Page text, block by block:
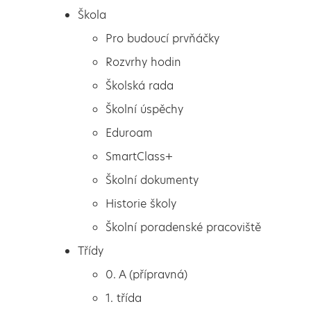
Pro budoucí prvňáčky
Rozvrhy hodin
Školská rada
Škola
Pro budoucí prvňáčky
Rozvrhy hodin
Školská rada
Školní úspěchy
Eduroam
SmartClass+
Školní dokumenty
Historie školy
Školní poradenské pracoviště
Třídy
0. A (přípravná)
1. třída
První školní den